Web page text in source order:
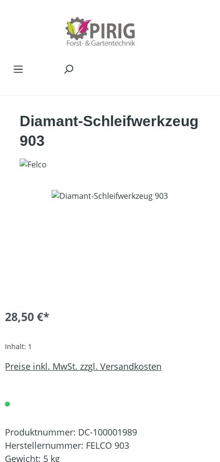
Diamant-Schleifwerkzeug
903
Bildergalerie überspringen
28,50 €*
Inhalt: 1
Preise inkl. MwSt. zzgl. Versandkosten
Produktnummer: DC-100001989
Herstellernummer: FELCO 903
Gewicht: 5 kg